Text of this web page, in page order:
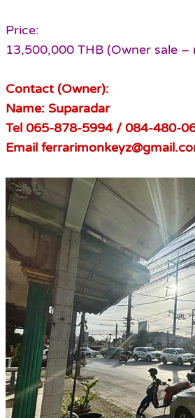
Price:
13,500,000 THB (Owner sale –
Contact (Owner):
Name: Suparadar
Tel 065-878-5994 / 084-480-
Email